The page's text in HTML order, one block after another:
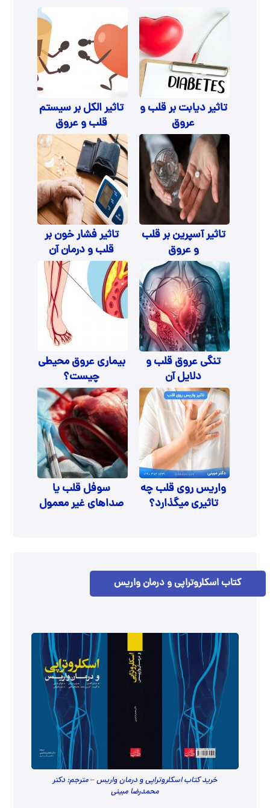
تاثیر دیابت بر قلب و
عروق
تاثیر الکل بر سیستم
قلب و عروق
تاثیر آسپرین بر قلب
و عروق
تاثیر فشار خون بر
قلب و درمان آن
تنگی عروق قلب و
دلایل آن
بیماری عروق محیطی
چیست؟
واریس روی قلب چه
تاثیری میگذارد؟
سوفل قلب یا
صداهای غیر معمول
کتاب اسکلروتراپی و درمان واریس
خرید کتاب اسکلروتراپی و درمان واریس – مترجم: دکتر
محمدرضا مبینی